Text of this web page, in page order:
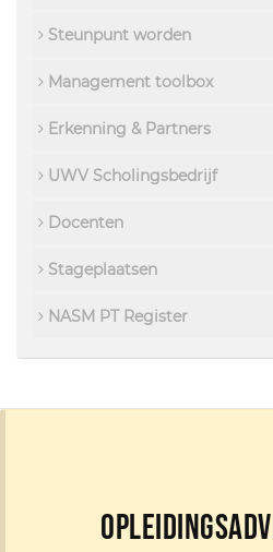
Steunpunt worden
Management toolbox
Erkenning & Partners
UWV Scholingsbedrijf
Docenten
Stageplaatsen
NASM PT Register